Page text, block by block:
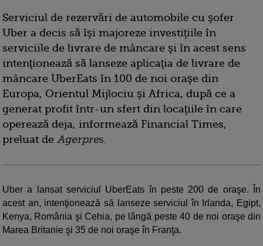
Serviciul de rezervări de automobile cu şofer
Uber a decis să îşi majoreze investiţiile în
serviciile de livrare de mâncare şi în acest sens
intenţionează să lanseze aplicaţia de livrare de
mâncare UberEats în 100 de noi oraşe din
Europa, Orientul Mijlociu şi Africa, după ce a
generat profit într-un sfert din locaţiile în care
operează deja, informează Financial Times,
preluat de Agerpres.
Uber a lansat serviciul UberEats în peste 200 de oraşe. În
acest an, intenţionează să lanseze serviciul în Irlanda, Egipt,
Kenya, România şi Cehia, pe lângă peste 40 de noi oraşe din
Marea Britanie şi 35 de noi oraşe în Franţa.